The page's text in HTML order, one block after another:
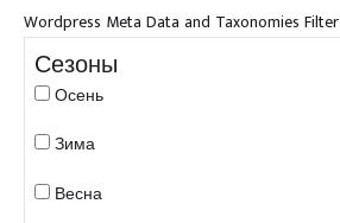
Wordpress Meta Data and Taxonomies Filter
Сезоны
Осень
Зима
Весна